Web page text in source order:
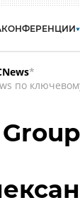
КОНФЕРЕНЦИИ
*
по